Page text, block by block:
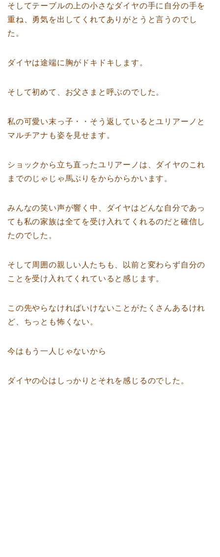
そしてテーブルの上の小さなダイヤの手に自分の手を
重ね、勇気を出してくれてありがとうと言うのでし
た。
ダイヤは途端に胸がドキドキします。
そして初めて、お父さまと呼ぶのでした。
私の可愛い末っ子・・そう返しているとユリアーノと
マルチアナも姿を見せます。
ショックから立ち直ったユリアーノは、ダイヤのこれ
までのじゃじゃ馬ぶりをからからかいます。
みんなの笑い声が響く中、ダイヤはどんな自分であっ
ても私の家族は全てを受け入れてくれるのだと確信し
たのでした。
そして周囲の親しい人たちも、以前と変わらず自分の
ことを受け入れてくれていると感じます。
この先やらなければいけないことがたくさんあるけれ
ど、ちっとも怖くない。
今はもう一人じゃないから
ダイヤの心はしっかりとそれを感じるのでした。